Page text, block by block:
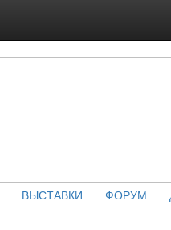
ВЫСТАВКИ ФОРУМ